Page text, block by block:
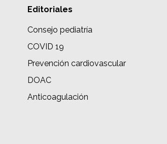
Editoriales
Consejo pediatría
COVID 19
Prevención cardiovascular
DOAC
Anticoagulación